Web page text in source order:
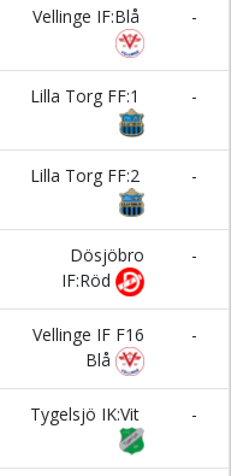
Vellinge IF:Blå
-
Lilla Torg FF:1
-
Lilla Torg FF:2
-
Dösjöbro
IF:Röd
-
Vellinge IF F16
Blå
-
Tygelsjö IK:Vit
-